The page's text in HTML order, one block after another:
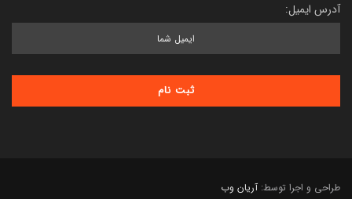
آدرس ایمیل:
طراحی و اجرا توسط: آریان وب